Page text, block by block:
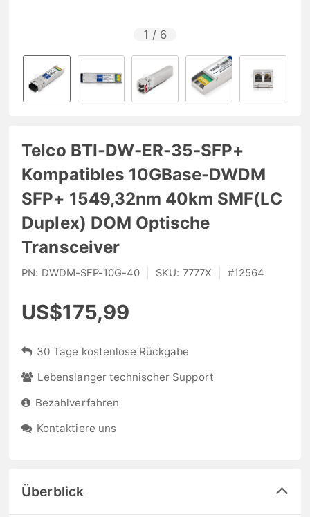
1 / 6
Telco BTI-DW-ER-35-SFP+
Kompatibles 10GBase-DWDM
SFP+ 1549,32nm 40km SMF(LC
Duplex) DOM Optische
Transceiver
PN: DWDM-SFP-10G-40 SKU: 7777X #12564
US$175,99
30 Tage kostenlose Rückgabe
Lebenslanger technischer Support
Bezahlverfahren
Kontaktiere uns
Überblick